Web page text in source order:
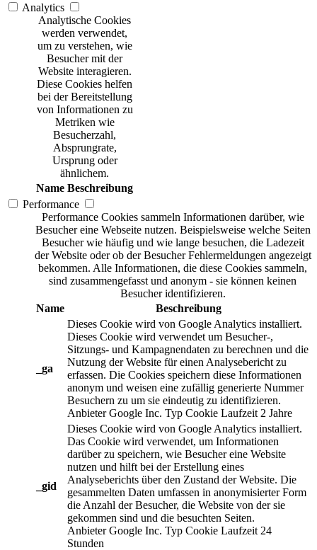
Analytics
Analytische Cookies
werden verwendet,
um zu verstehen, wie
Besucher mit der
Website interagieren.
Diese Cookies helfen
bei der Bereitstellung
von Informationen zu
Metriken wie
Besucherzahl,
Absprungrate,
Ursprung oder
ähnlichem.
Name Beschreibung
Performance
Performance Cookies sammeln Informationen darüber, wie
Besucher eine Webseite nutzen. Beispielsweise welche Seiten
Besucher wie häufig und wie lange besuchen, die Ladezeit
der Website oder ob der Besucher Fehlermeldungen angezeigt
bekommen. Alle Informationen, die diese Cookies sammeln,
sind zusammengefasst und anonym - sie können keinen
Besucher identifizieren.
Name
Beschreibung
_ga
Dieses Cookie wird von Google Analytics installiert.
Dieses Cookie wird verwendet um Besucher-,
Sitzungs- und Kampagnendaten zu berechnen und die
Nutzung der Website für einen Analysebericht zu
erfassen. Die Cookies speichern diese Informationen
anonym und weisen eine zufällig generierte Nummer
Besuchern zu um sie eindeutig zu identifizieren.
Anbieter Google Inc. Typ Cookie Laufzeit 2 Jahre
_gid
Dieses Cookie wird von Google Analytics installiert.
Das Cookie wird verwendet, um Informationen
darüber zu speichern, wie Besucher eine Website
nutzen und hilft bei der Erstellung eines
Analyseberichts über den Zustand der Website. Die
gesammelten Daten umfassen in anonymisierter Form
die Anzahl der Besucher, die Website von der sie
gekommen sind und die besuchten Seiten.
Anbieter Google Inc. Typ Cookie Laufzeit 24
Stunden